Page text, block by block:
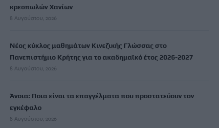
κρεοπωλών Χανίων
8 Αυγούστου, 2026
Νέος κύκλος μαθημάτων Κινεζικής Γλώσσας στο
Πανεπιστήμιο Κρήτης για το ακαδημαϊκό έτος 2026-2027
8 Αυγούστου, 2026
Άνοια: Ποια είναι τα επαγγέλματα που προστατεύουν τον
εγκέφαλο
8 Αυγούστου, 2026